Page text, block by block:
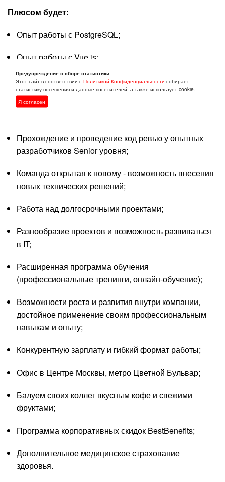
Плюсом будет:
Опыт работы с PostgreSQL;
Опыт работы с Vue.js;
Условия работы:
Приобретение международного опыта и
Прохождение и проведение код ревью у опытных
разработчиков Senior уровня;
Команда открытая к новому - возможность внесения
новых технических решений;
Работа над долгосрочными проектами;
Разнообразие проектов и возможность развиваться
в IT;
Расширенная программа обучения
(профессиональные тренинги, онлайн-обучение);
Возможности роста и развития внутри компании,
достойное применение своим профессиональным
навыкам и опыту;
Конкурентную зарплату и гибкий формат работы;
Офис в Центре Москвы, метро Цветной Бульвар;
Балуем своих коллег вкусным кофе и свежими
фруктами;
Программа корпоративных скидок BestBenefits;
Дополнительное медицинское страхование
здоровья.
Предупреждение о сборе статистики
Этот сайт в соответствии сПолитикой Конфиденциальности собирает
статистику посещения и данные посетителей, а также использует cookie.
Я согласен